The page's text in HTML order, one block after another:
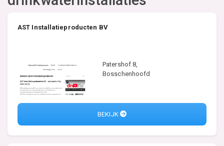
AST Installatieproducten BV
Patershof 8,
Bosschenhoofd
BEKIJK